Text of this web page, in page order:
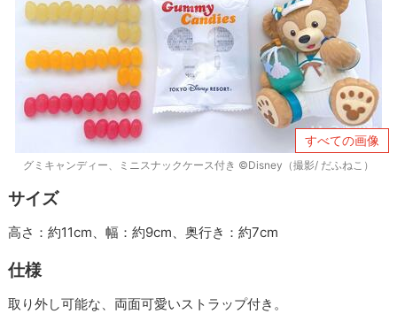
すべての画像
グミキャンディー、ミニスナックケース付き ©Disney（撮影/ だふねこ）
サイズ
高さ：約11cm、幅：約9cm、奥行き：約7cm
仕様
取り外し可能な、両面可愛いストラップ付き。